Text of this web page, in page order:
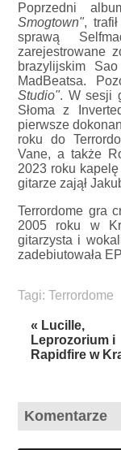
Poprzedni
Smogtown",
sprawą
zarejestrowane
brazylijskim
MadBeatsa.
Studio". W sesji
Słoma z
pierwsze
roku do
Vane, a także
2023 roku
gitarze zajął
Terrordome gra
2005 roku w
gitarzysta i
zadebiutowała
Tagi: Terrordome
« Lucille,
Leprozorium i
Rapidfire w
Komentarze